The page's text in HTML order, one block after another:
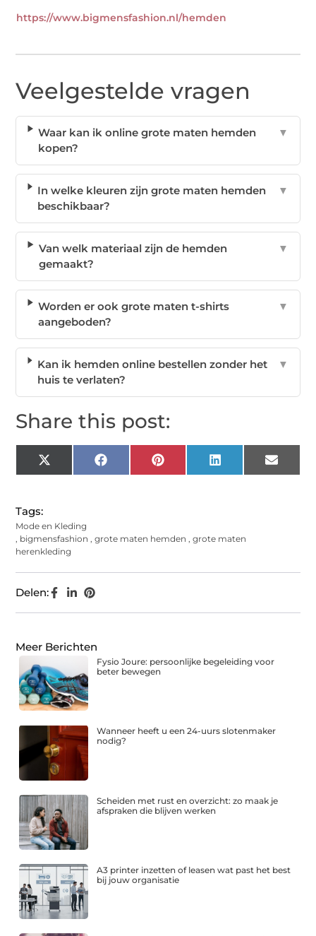
https://www.bigmensfashion.nl/hemden
Veelgestelde vragen
Waar kan ik online grote maten hemden
kopen?
▼
In welke kleuren zijn grote maten hemden
beschikbaar?
▼
Van welk materiaal zijn de hemden
gemaakt?
▼
Worden er ook grote maten t-shirts
aangeboden?
▼
Kan ik hemden online bestellen zonder het
huis te verlaten?
▼
Share this post:
X
(Twitter)
Facebook Pinterest LinkedIn Email
Tags:
Mode en Kleding
, bigmensfashion ,grote maten hemden ,grote maten
herenkleding
Delen:
Meer Berichten
Fysio Joure: persoonlijke begeleiding voor
beter bewegen
Wanneer heeft u een 24-uurs slotenmaker
nodig?
Scheiden met rust en overzicht: zo maak je
afspraken die blijven werken
A3 printer inzetten of leasen wat past het best
bij jouw organisatie